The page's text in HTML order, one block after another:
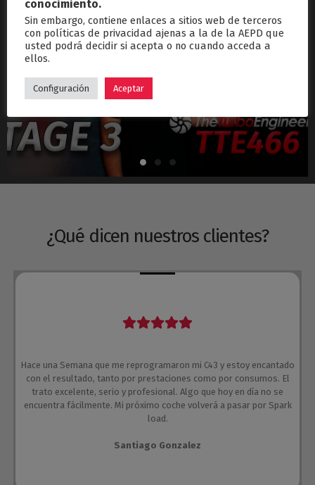
septiembre 26, 2024
Hyundai i30N Stage 3 – Turbo TTE466
¿Qué dicen nuestros clientes?
Hace una Semana que me reprogramaron mi C43 y estoy encantado
con el resultado, tanto por prestaciones como por consumos. El
trato excelente, serio y profesional. Algo que hoy en día no se
encuentra fácilmente. Mi próximo coche volverá a pasar por Spark
load.
Santiago Gonzalez
conocimiento.
Sin embargo, contiene enlaces a sitios web de terceros
con políticas de privacidad ajenas a la de la AEPD que
usted podrá decidir si acepta o no cuando acceda a
ellos.
Configuración Aceptar